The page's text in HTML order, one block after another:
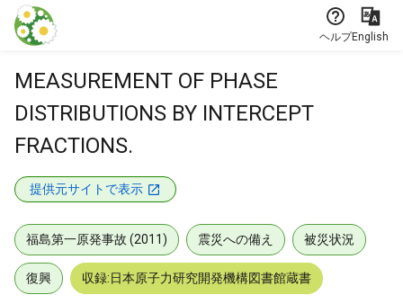
本文に飛ぶ
ヘルプEnglish
MEASUREMENT OF PHASE
DISTRIBUTIONS BY INTERCEPT
FRACTIONS.
提供元サイトで表示
福島第一原発事故 (2011) 震災への備え 被災状況
復興 収録:日本原子力研究開発機構図書館蔵書